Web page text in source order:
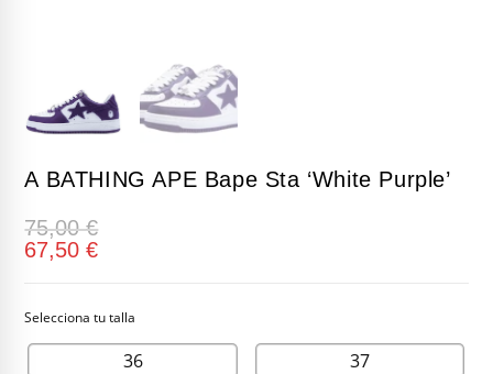
A BATHING APE Bape Sta ‘White Purple’
75,00€
67,50€
36 37